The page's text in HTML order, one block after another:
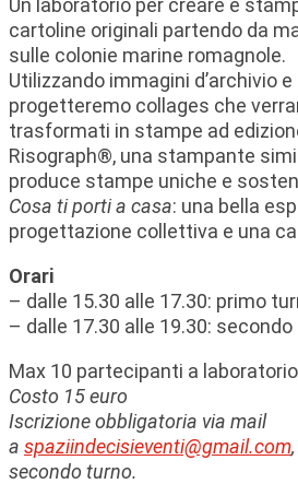
Un laboratorio per creare e
cartoline originali partendo da
sulle colonie marine romagnole.
Utilizzando immagini d’archivio
progetteremo collages che
trasformati in stampe ad
Risograph®, una stampante
produce stampe uniche e
Cosa ti porti a casa: una bella
progettazione collettiva e una
Orari
– dalle 15.30 alle 17.30: primo
– dalle 17.30 alle 19.30:
Max 10 partecipanti a laboratorio
Costo 15 euro
Iscrizione obbligatoria via mail
a spaziindecisieventi@gmail.com
secondo turno.